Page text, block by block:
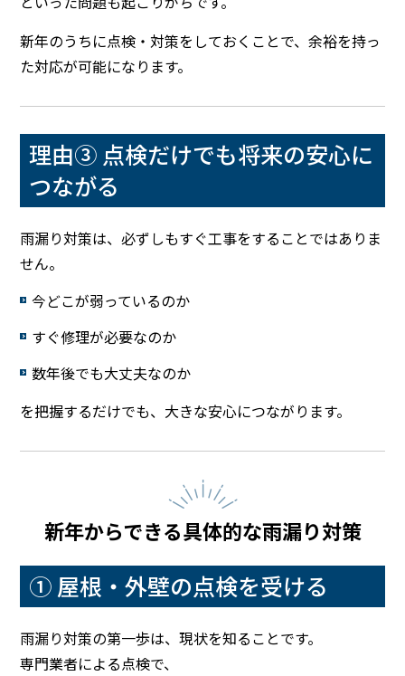
新年のうちに点検・対策をしておくことで、余裕を持っ
た対応が可能になります。
理由③ 点検だけでも将来の安心に
つながる
雨漏り対策は、必ずしもすぐ工事をすることではありま
せん。
今どこが弱っているのか
すぐ修理が必要なのか
数年後でも大丈夫なのか
を把握するだけでも、大きな安心につながります。
新年からできる具体的な雨漏り対策
① 屋根・外壁の点検を受ける
雨漏り対策の第一歩は、現状を知ることです。
専門業者による点検で、